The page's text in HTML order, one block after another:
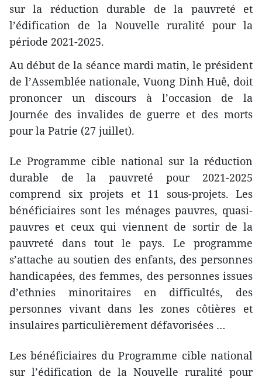
sur la réduction durable de la pauvreté et
l’édification de la Nouvelle ruralité pour la
période 2021-2025.
Au début de la séance mardi matin, le président
de l’Assemblée nationale, Vuong Dinh Huê, doit
prononcer un discours à l’occasion de la
Journée des invalides de guerre et des morts
pour la Patrie (27 juillet).
Le Programme cible national sur la réduction
durable de la pauvreté pour 2021-2025
comprend six projets et 11 sous-projets. Les
bénéficiaires sont les ménages pauvres, quasi-
pauvres et ceux qui viennent de sortir de la
pauvreté dans tout le pays. Le programme
s’attache au soutien des enfants, des personnes
handicapées, des femmes, des personnes issues
d’ethnies minoritaires en difficultés, des
personnes vivant dans les zones côtières et
insulaires particulièrement défavorisées …
Les bénéficiaires du Programme cible national
sur l’édification de la Nouvelle ruralité pour